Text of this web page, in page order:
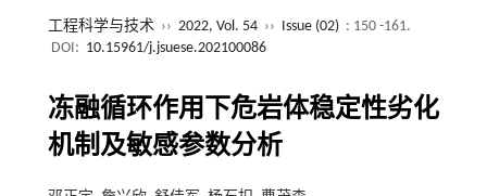
工程科学与技术 ›› 2022, Vol. 54 ›› Issue (02) : 150 -161.
DOI: 10.15961/j.jsuese.202100086
冻融循环作用下危岩体稳定性劣化
机制及敏感参数分析